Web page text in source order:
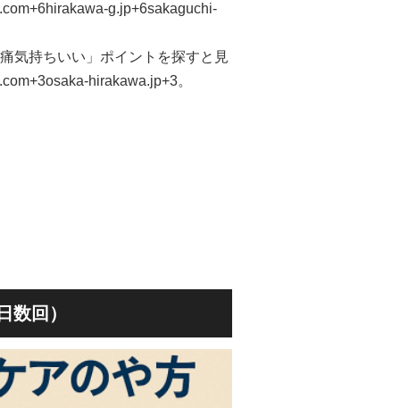
g.jp+6sakaguchi-
気持ちいい」ポイントを探すと見
hirakawa.jp+3。
数回）